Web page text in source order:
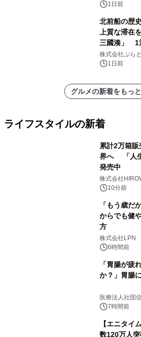
得な素泊ま
1日前
北前船の歴
上質な滞在
三國湊」 1
株式会社ぷら
1日前
グルメの新着をもっ
ライフスタイルの新着
累計2万箱
界へ 「人
発売中
株式会社
10分前
「もう歳だ
からでも健
方
株式会社LPN
6時間前
「胃腸が疲
か？」胃腸
医療法人社団
7時間前
【エニタイ
数120万人